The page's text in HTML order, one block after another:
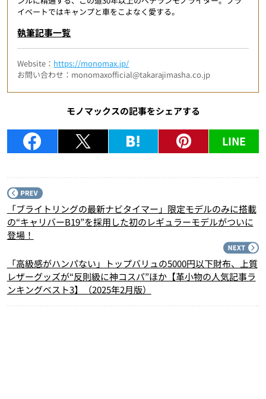
イベートではキャンプと車をこよなく愛する。
執筆記事一覧
Website： https://monomax.jp/
お問い合わせ：monomaxofficial@takarajimasha.co.jp
モノマックスの記事をシェアする
LINE
「ブライトリングの最新ナビタイマー」限定モデルのみに搭載
の“キャリバーB19”を採用した初のレギュラーモデルがついに
登場！
「高級感がハンパない」トップバリュの5000円以下財布、上質
レザーグッズが“反則級に神コスパ”ほか【革小物の人気記事ラ
ンキングベスト3】（2025年2月版）